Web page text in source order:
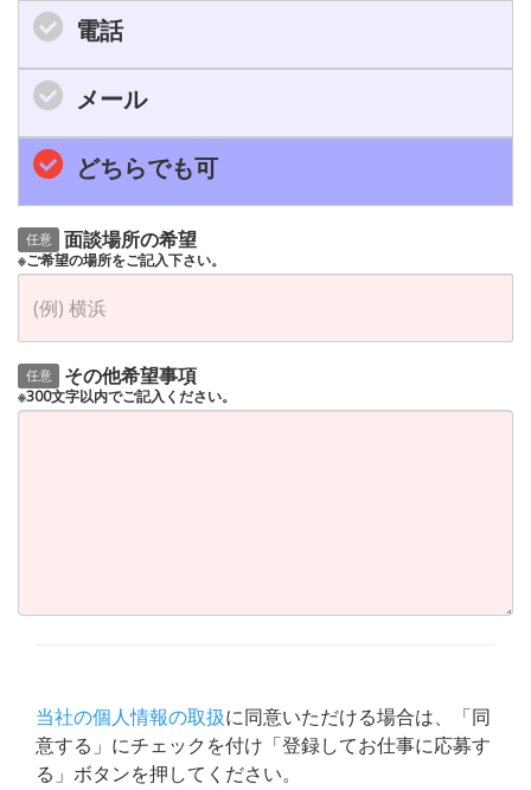
電話
メール
どちらでも可
任意 面談場所の希望
※ご希望の場所をご記入下さい。
任意 その他希望事項
※300文字以内でご記入ください。
当社の個人情報の取扱に同意いただける場合は、「同
意する」にチェックを付け「登録してお仕事に応募す
る」ボタンを押してください。